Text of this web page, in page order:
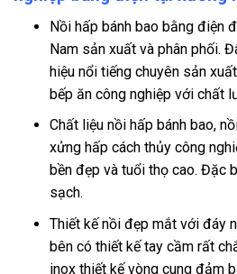
Nồi hấp bánh bao bằng điện
Nam sản xuất và phân phối.
hiệu nổi tiếng chuyên sản
bếp ăn công nghiệp với chất
Chất liệu nồi hấp bánh bao,
xửng hấp cách thủy công
bền đẹp và tuổi thọ cao. Đặc
sạch.
Thiết kế nồi đẹp mắt với đáy
bên có thiết kế tay cầm rất
inox thiết kế vòng cung đảm